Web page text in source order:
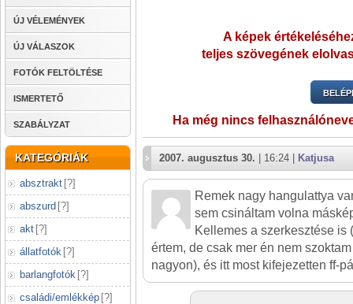
ÚJ VÉLEMÉNYEK
ÚJ VÁLASZOK
FOTÓK FELTÖLTÉSE
ISMERTETŐ
SZABÁLYZAT
KATEGÓRIÁK
absztrakt [?]
abszurd [?]
akt [?]
állatfotók [?]
barlangfotók [?]
családi/emlékkép [?]
A képek
teljes szövegének
Ha még nincs
2007. augusztus 30. | 16:24 | Katjusa
Remek nagy hangulattya
sem csináltam volna
Kellemes a szerkesztése is
értem, de csak mer én nem
nagyon), és itt most kifejezetten ff-